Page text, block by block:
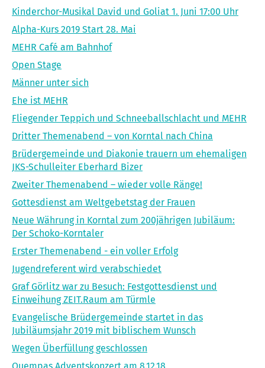
Kinderchor-Musikal David und Goliat 1. Juni 17:00 Uhr
Alpha-Kurs 2019 Start 28. Mai
MEHR Café am Bahnhof
Open Stage
Männer unter sich
Ehe ist MEHR
Fliegender Teppich und Schneeballschlacht und MEHR
Dritter Themenabend – von Korntal nach China
Brüdergemeinde und Diakonie trauern um ehemaligen
JKS-Schulleiter Eberhard Bizer
Zweiter Themenabend – wieder volle Ränge!
Gottesdienst am Weltgebetstag der Frauen
Neue Währung in Korntal zum 200jährigen Jubiläum:
Der Schoko-Korntaler
Erster Themenabend - ein voller Erfolg
Jugendreferent wird verabschiedet
Graf Görlitz war zu Besuch: Festgottesdienst und
Einweihung ZEIT.Raum am Türmle
Evangelische Brüdergemeinde startet in das
Jubiläumsjahr 2019 mit biblischem Wunsch
Wegen Überfüllung geschlossen